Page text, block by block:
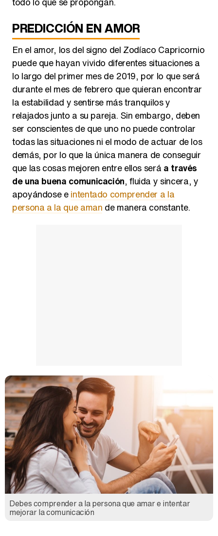
PREDICCIÓN EN AMOR
En el amor, los del signo del Zodíaco Capricornio
puede que hayan vivido diferentes situaciones a
lo largo del primer mes de 2019, por lo que será
durante el mes de febrero que quieran encontrar
la estabilidad y sentirse más tranquilos y
relajados junto a su pareja. Sin embargo, deben
ser conscientes de que uno no puede controlar
todas las situaciones ni el modo de actuar de los
demás, por lo que la única manera de conseguir
que las cosas mejoren entre ellos seráa través
de una buena comunicación, fluida y sincera, y
apoyándose eintentado comprender a la
persona a la que amande manera constante.
Debes comprender a la persona que amar e intentar
mejorar la comunicación